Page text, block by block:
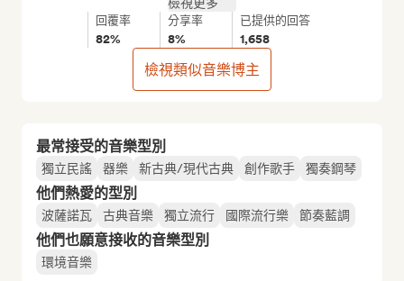
最常接受的音樂型別
獨立民謠 器樂 新古典/現代古典 創作歌手 獨奏鋼琴
他們熱愛的型別
波薩諾瓦 古典音樂 獨立流行 國際流行樂 節奏藍調
他們也願意接收的音樂型別
環境音樂
回覆率
82%
分享率
8%
已提供的回答
1,658
檢視類似音樂博主